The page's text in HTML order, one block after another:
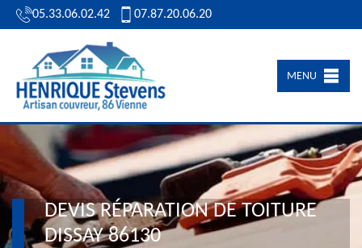
05.33.06.02.42 07.87.20.06.20
MENU
DEVIS RÉPARATION DE TOITURE
DISSAY 86130